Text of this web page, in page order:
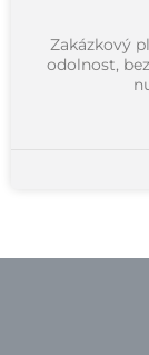
Zakázkový
odolnost,